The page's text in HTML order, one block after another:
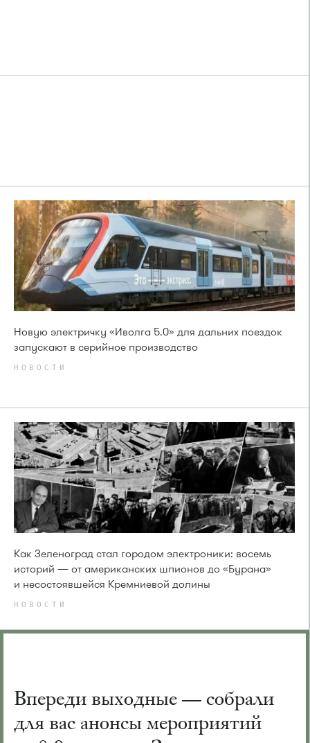
Новую электричку «Иволга 5.0» для дальних поездок
запускают в серийное производство
НОВОСТИ
Как Зеленоград стал городом электроники: восемь
историй — от американских шпионов до «Бурана»
и несостоявшейся Кремниевой долины
НОВОСТИ
Впереди выходные — собрали
для вас анонсы мероприятий